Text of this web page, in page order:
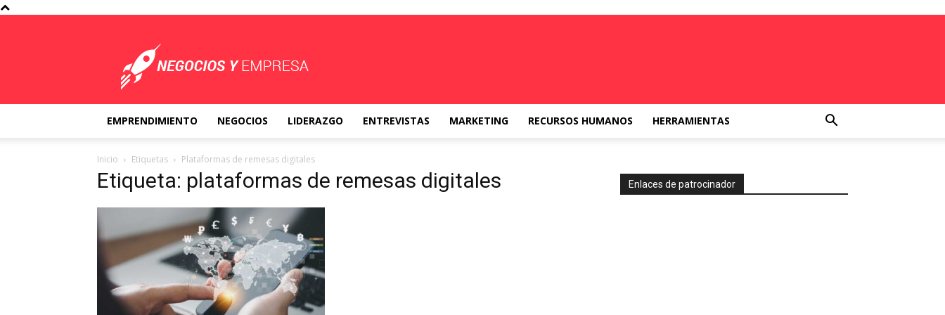
Empresa
EMPRENDIMIENTO NEGOCIOS LIDERAZGO ENTREVISTAS MARKETING RECURSOS HUMANOS HERRAMIENTAS
Inicio Etiquetas Plataformas de remesas digitales
Etiqueta: plataformas de remesas digitales Enlaces de patrocinador